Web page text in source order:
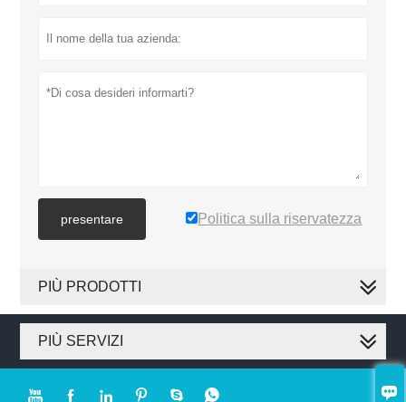

presentare Politica sulla riservatezza
PIÙ PRODOTTI
PIÙ SERVIZI
     